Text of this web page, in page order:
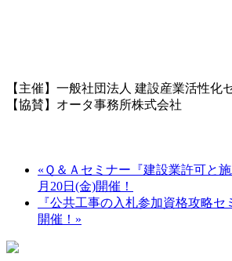
【主催】一般社団法人 建設産業活性化
【協賛】オータ事務所株式会社
« Ｑ＆Ａセミナー『建設業許可と
月20日(金)開催！
『公共工事の入札参加資格攻略セ
開催！ »